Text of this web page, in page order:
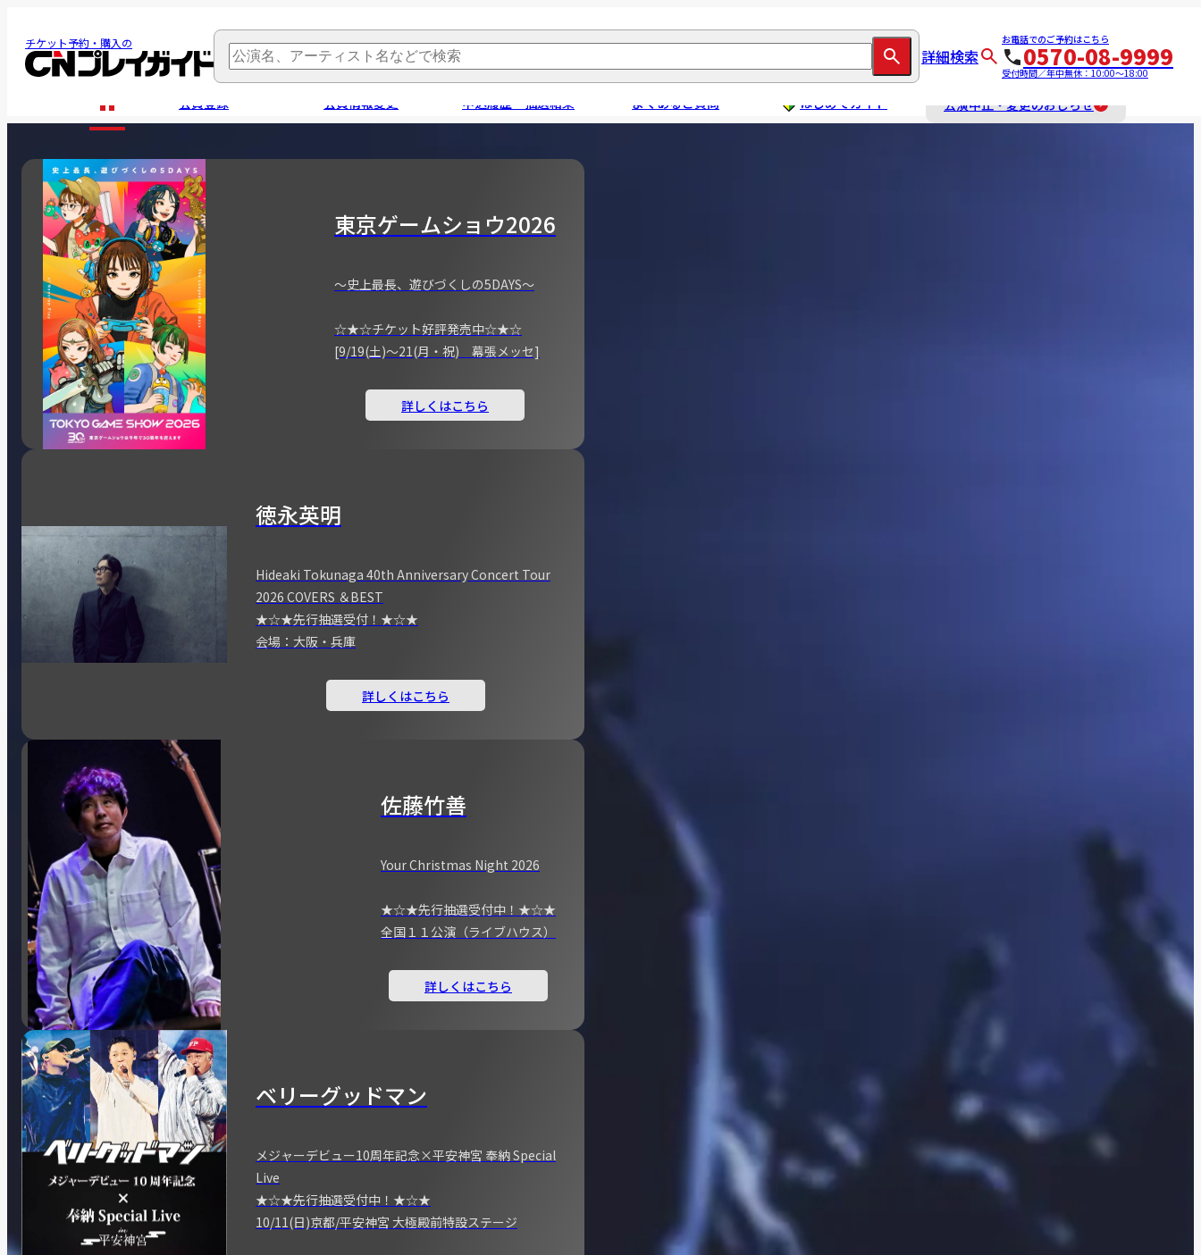
チケット予約・購入の
詳細検索
お電話でのご予約はこちら
0570-08-9999
受付時間／年中無休：10:00～18:00
会員登録 会員情報変更 申込履歴・抽選結果 よくあるご質問 はじめてガイド 公演中止・変更のおしらせ
東京ゲームショウ2026
～史上最長、遊びづくしの5DAYS～
☆★☆チケット好評発売中☆★☆
[9/19(土)～21(月・祝) 幕張メッセ]
詳しくはこちら
徳永英明
Hideaki Tokunaga 40th Anniversary Concert Tour
2026 COVERS ＆BEST
★☆★先行抽選受付！★☆★
会場：大阪・兵庫
詳しくはこちら
佐藤竹善
Your Christmas Night 2026
★☆★先行抽選受付中！★☆★
全国１１公演（ライブハウス）
詳しくはこちら
ベリーグッドマン
メジャーデビュー10周年記念×平安神宮 奉納 Special
Live
★☆★先行抽選受付中！★☆★
10/11(日)京都/平安神宮 大極殿前特設ステージ